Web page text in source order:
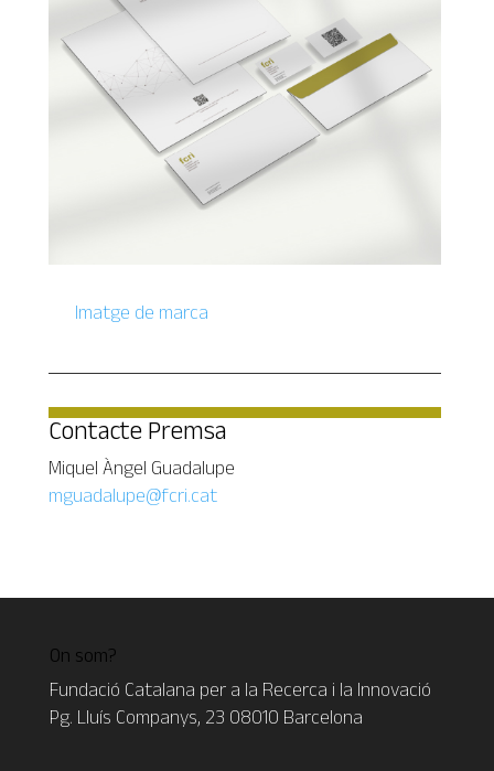
Imatge de marca
Contacte Premsa
Miquel Àngel Guadalupe
mguadalupe@fcri.cat
On som?
Fundació Catalana per a la Recerca i la Innovació
Pg. Lluís Companys, 23 08010 Barcelona